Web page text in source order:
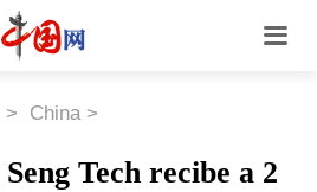
> China >
Tech recibe a 2